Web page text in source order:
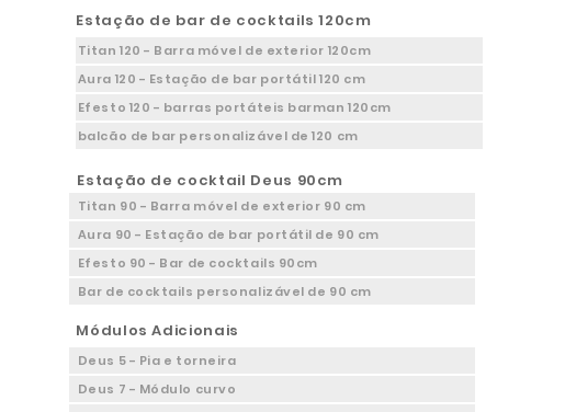
Estação de bar de cocktails 120cm
Titan 120 - Barra móvel de exterior 120cm
Aura 120 - Estação de bar portátil 120 cm
Efesto 120 - barras portáteis barman 120cm
balcão de bar personalizável de 120 cm
Estação de cocktail Deus 90cm
Titan 90 - Barra móvel de exterior 90 cm
Aura 90 - Estação de bar portátil de 90 cm
Efesto 90 - Bar de cocktails 90cm
Bar de cocktails personalizável de 90 cm
Módulos Adicionais
Deus 5 - Pia e torneira
Deus 7 - Módulo curvo